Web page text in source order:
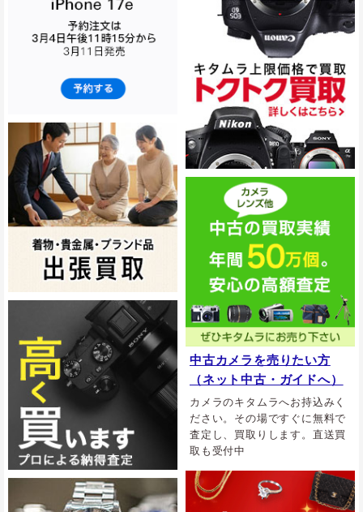
中古カメラを売りたい方
（ネット中古・ガイドへ）
カメラのキタムラへお持込みく
ださい。その場ですぐに無料で
査定し、買取りします。直送買
取も受付中